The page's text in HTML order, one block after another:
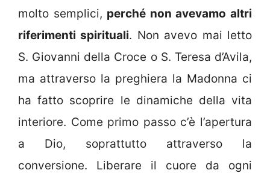
molto semplici, perché non avevamo altri
riferimenti spirituali. Non avevo mai letto
S. Giovanni della Croce o S. Teresa d’Avila,
ma attraverso la preghiera la Madonna ci
ha fatto scoprire le dinamiche della vita
interiore. Come primo passo c’è l’apertura
a Dio, soprattutto attraverso la
conversione. Liberare il cuore da ogni